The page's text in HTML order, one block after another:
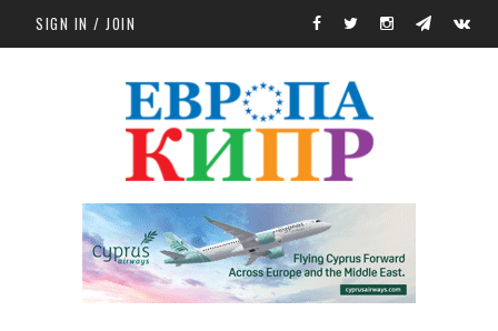
Skip to main content
SIGN IN / JOIN